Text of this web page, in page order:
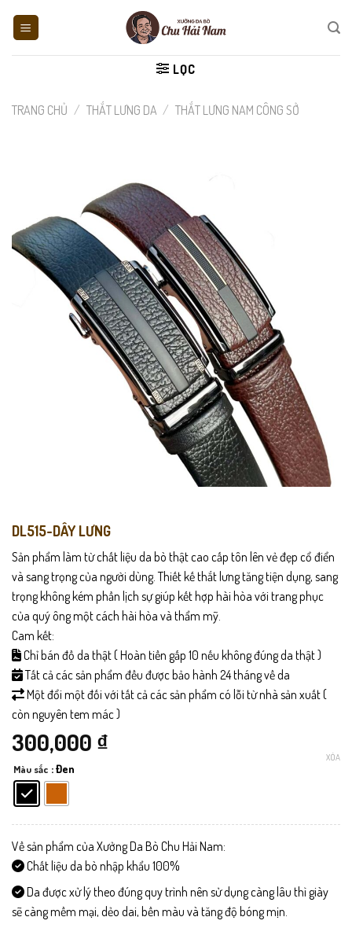
LỌC
TRANG CHỦ / THẮT LƯNG DA / THẮT LƯNG NAM CÔNG SỞ
DL515-DÂY LƯNG
Sản phẩm làm từ chất liệu da bò thật cao cấp tôn lên vẻ đẹp cổ điển
và sang trọng của người dùng. Thiết kế thắt lưng tăng tiện dụng, sang
trọng không kém phần lịch sự giúp kết hợp hài hòa với trang phục
của quý ông một cách hài hòa và thẩm mỹ.
Cam kết:
Chỉ bán đồ da thật ( Hoàn tiền gấp 10 nếu không đúng da thật )
Tất cả các sản phẩm đều được bảo hành 24 tháng về da
Một đổi một đối với tất cả các sản phẩm có lỗi từ nhà sản xuất (
còn nguyên tem mác )
300,000 ₫
Màu sắc : Đen
XÓA
Về sản phẩm của Xưởng Da Bò Chu Hải Nam:
Chất liệu da bò nhập khẩu 100%
Da được xử lý theo đúng quy trình nên sử dụng càng lâu thì giày
sẽ càng mềm mại, dẻo dai, bền màu và tăng độ bóng mịn.